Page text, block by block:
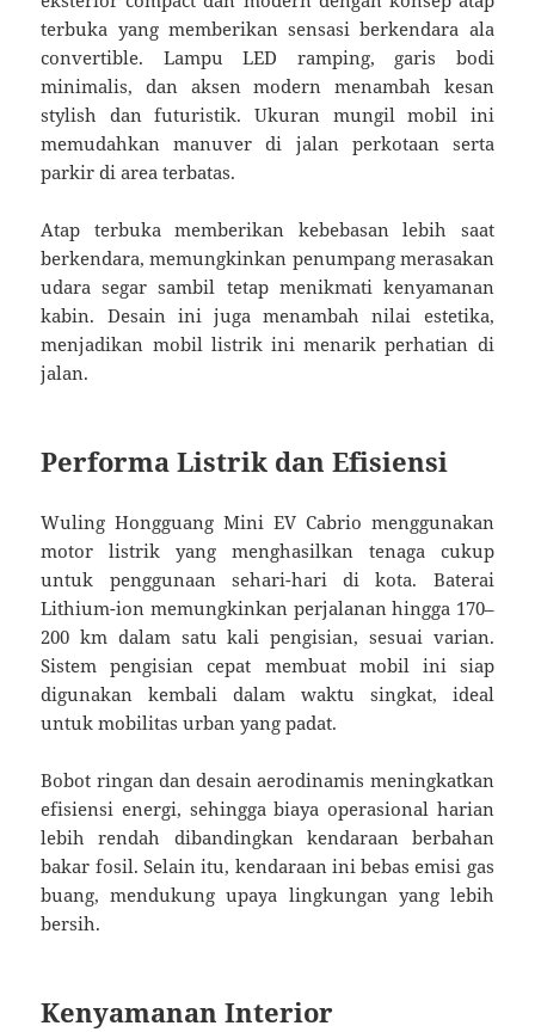
terbuka yang memberikan sensasi berkendara ala
convertible. Lampu LED ramping, garis bodi
minimalis, dan aksen modern menambah kesan
stylish dan futuristik. Ukuran mungil mobil ini
memudahkan manuver di jalan perkotaan serta
parkir di area terbatas.
Atap terbuka memberikan kebebasan lebih saat
berkendara, memungkinkan penumpang merasakan
udara segar sambil tetap menikmati kenyamanan
kabin. Desain ini juga menambah nilai estetika,
menjadikan mobil listrik ini menarik perhatian di
jalan.
Performa Listrik dan Efisiensi
Wuling Hongguang Mini EV Cabrio menggunakan
motor listrik yang menghasilkan tenaga cukup
untuk penggunaan sehari-hari di kota. Baterai
Lithium-ion memungkinkan perjalanan hingga 170–
200 km dalam satu kali pengisian, sesuai varian.
Sistem pengisian cepat membuat mobil ini siap
digunakan kembali dalam waktu singkat, ideal
untuk mobilitas urban yang padat.
Bobot ringan dan desain aerodinamis meningkatkan
efisiensi energi, sehingga biaya operasional harian
lebih rendah dibandingkan kendaraan berbahan
bakar fosil. Selain itu, kendaraan ini bebas emisi gas
buang, mendukung upaya lingkungan yang lebih
bersih.
Kenyamanan Interior